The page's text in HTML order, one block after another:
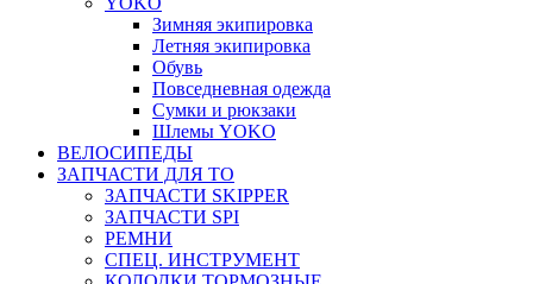
Зимняя экипировка
Летняя экипировка
Обувь
Повседневная одежда
Сумки и рюкзаки
Шлемы YOKO
ВЕЛОСИПЕДЫ
ЗАПЧАСТИ ДЛЯ ТО
ЗАПЧАСТИ SKIPPER
ЗАПЧАСТИ SPI
РЕМНИ
СПЕЦ. ИНСТРУМЕНТ